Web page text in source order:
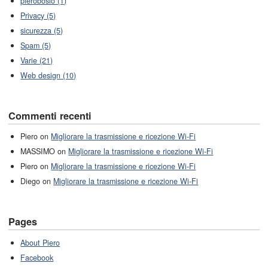
Privacy (5)
sicurezza (5)
Spam (5)
Varie (21)
Web design (10)
Commenti recenti
Piero on Migliorare la trasmissione e ricezione Wi-Fi
MASSIMO on Migliorare la trasmissione e ricezione Wi-Fi
Piero on Migliorare la trasmissione e ricezione Wi-Fi
Diego on Migliorare la trasmissione e ricezione Wi-Fi
Pages
About Piero
Facebook